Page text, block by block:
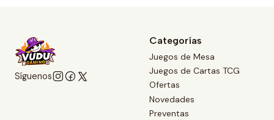
Síguenos
Categorías
Juegos de Mesa
Juegos de Cartas TCG
Ofertas
Novedades
Preventas